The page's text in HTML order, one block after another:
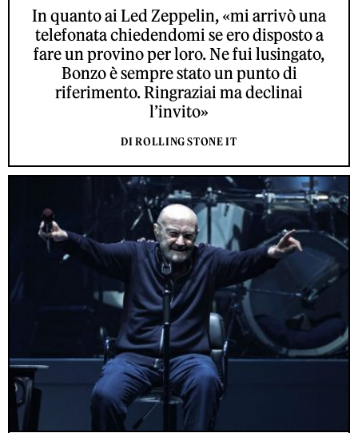
In quanto ai Led Zeppelin, «mi arrivò una
telefonata chiedendomi se ero disposto a
fare un provino per loro. Ne fui lusingato,
Bonzo è sempre stato un punto di
riferimento. Ringraziai ma declinai
l’invito»
DI ROLLING STONE IT